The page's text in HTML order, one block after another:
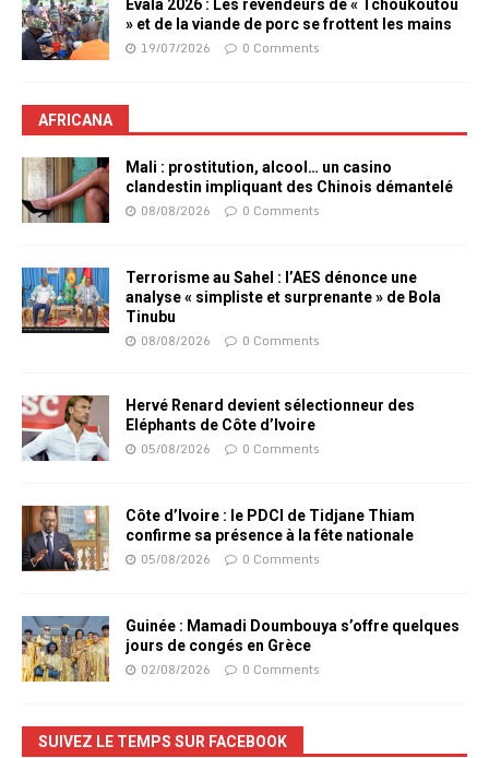
Evala 2026 : Les revendeurs de « Tchoukoutou
» et de la viande de porc se frottent les mains
19/07/2026 0 Comments
AFRICANA
Mali : prostitution, alcool… un casino
clandestin impliquant des Chinois démantelé
08/08/2026 0 Comments
Terrorisme au Sahel : l’AES dénonce une
analyse « simpliste et surprenante » de Bola
Tinubu
08/08/2026 0 Comments
Hervé Renard devient sélectionneur des
Eléphants de Côte d’Ivoire
05/08/2026 0 Comments
Côte d’Ivoire : le PDCI de Tidjane Thiam
confirme sa présence à la fête nationale
05/08/2026 0 Comments
Guinée : Mamadi Doumbouya s’offre quelques
jours de congés en Grèce
02/08/2026 0 Comments
SUIVEZ LE TEMPS SUR FACEBOOK